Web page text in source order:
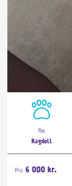
Ras
Ragdoll
Pris: 6 000 kr.